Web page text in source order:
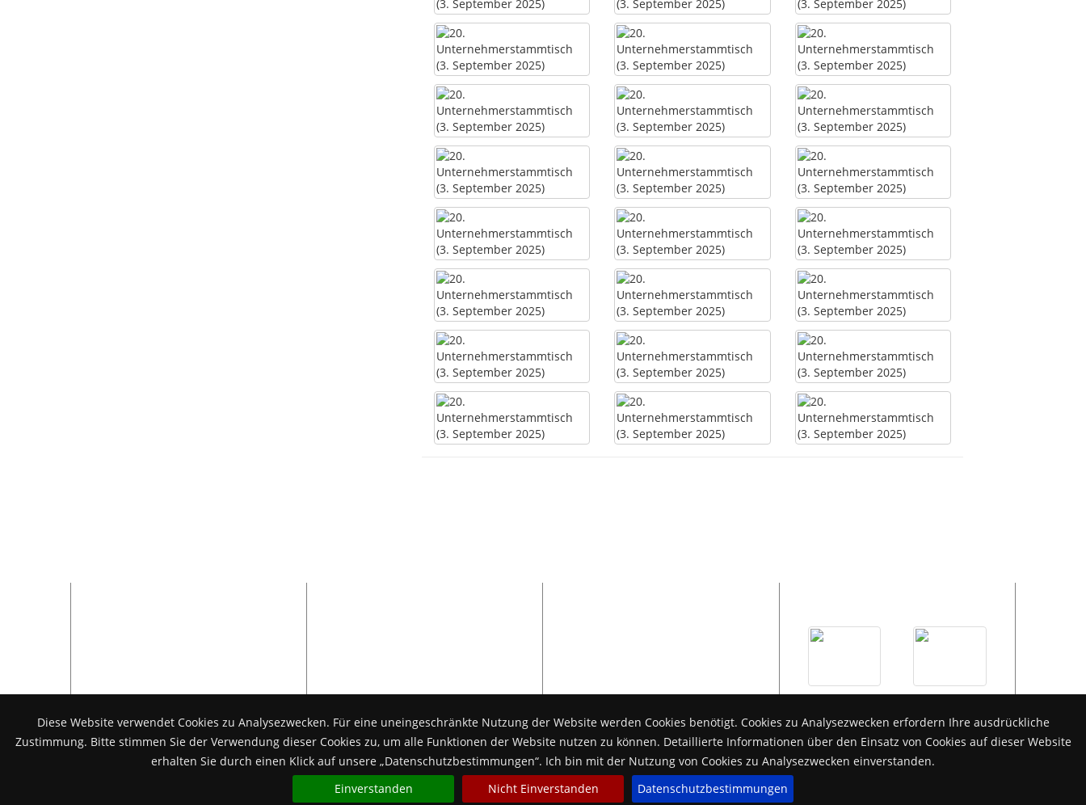
Diese Website verwendet Cookies zu Analysezwecken. Für eine uneingeschränkte Nutzung der Website werden Cookies benötigt. Cookies zu Analysezwecken erfordern Ihre ausdrückliche
Zustimmung. Bitte stimmen Sie der Verwendung dieser Cookies zu, um alle Funktionen der Website nutzen zu können. Detaillierte Informationen über den Einsatz von Cookies auf dieser Website
erhalten Sie durch einen Klick auf unsere „Datenschutzbestimmungen“. Ich bin mit der Nutzung von Cookies zu Analysezwecken einverstanden.
Einverstanden
Nicht Einverstanden Datenschutzbestimmungen
Pressemitteilungen
Aktuelle Angebote finden sie hier! Das war unser Stiftungsfest 2026!